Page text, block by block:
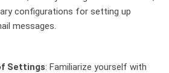
configurations for setting up
messages.
Settings:​ Familiarize ‍yourself with​